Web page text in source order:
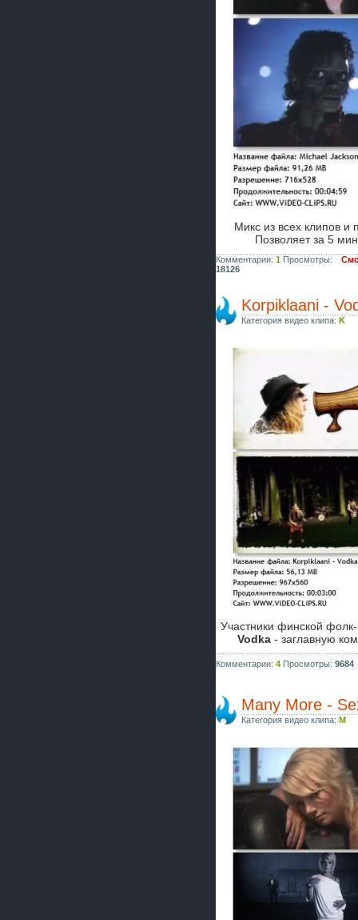
Микс из всех клипов и
Позволяет за 5
Комментарии: 1 Просмотры:
18126
Korpiklaani -
Категория видео клипа: K
Участники финской
Vodka - заглавную
Комментарии: 4 Просмотры: 9684
Many More -
Категория видео клипа: M